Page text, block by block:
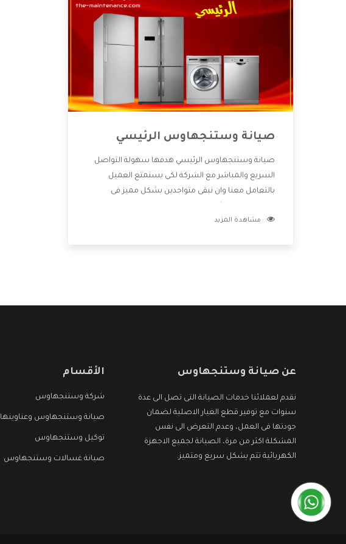
صيانة وستنجهاوس الرئيسي
صيانة وستنجهاوس الرئيسي هدفها سهولة التواصل
السريع والمباشر مع الشركة لكى يستمتع العميل
بالتعامل معنا وان نبقى متواجدين بشكل مميز فى
للعميل وان يستمتع بالخدمات التى تنفرد الشركة بها
مشاهدة المزيد
عن صيانة وستنجهاوس
نقدم لعملائنا خدمات الصيانة التى تصل الى عدة
سنوات مع توفير قطع الغيار الاصلية لضمان
جودتها فى العمل، وعدم التعرض الى نفس
المشكلة اكثر من مرة، الصيانة لجميع الاجهزة
الكهربائية تتم بشكل سريع ومتميز.
الأقسام
شركة وستنجهاوس
صيانة وستنجهاوس وعناوينها
توكيل وستنجهاوس
صيانة غسالات وستنجهاوس